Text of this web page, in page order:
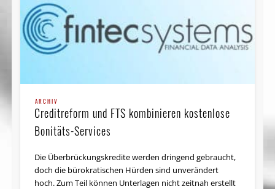
ARCHIV
Creditreform und FTS kombinieren kostenlose
Bonitäts-Services
Die Überbrückungskredite werden dringend gebraucht,
doch die bürokratischen Hürden sind unverändert
hoch. Zum Teil können Unterlagen nicht zeitnah erstellt